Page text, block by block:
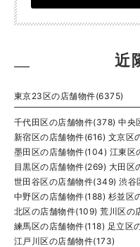
近
東京23区の店舗物件(6375)
千代田区の店舗物件(378) 中央
新宿区の店舗物件(616) 文京区
墨田区の店舗物件(104) 江東区
目黒区の店舗物件(269) 大田区
世田谷区の店舗物件(349) 渋谷
中野区の店舗物件(188) 杉並区
北区の店舗物件(109) 荒川区の
練馬区の店舗物件(118) 足立区
江戸川区の店舗物件(173)